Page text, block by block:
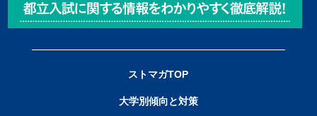
ストマガTOP
大学別傾向と対策